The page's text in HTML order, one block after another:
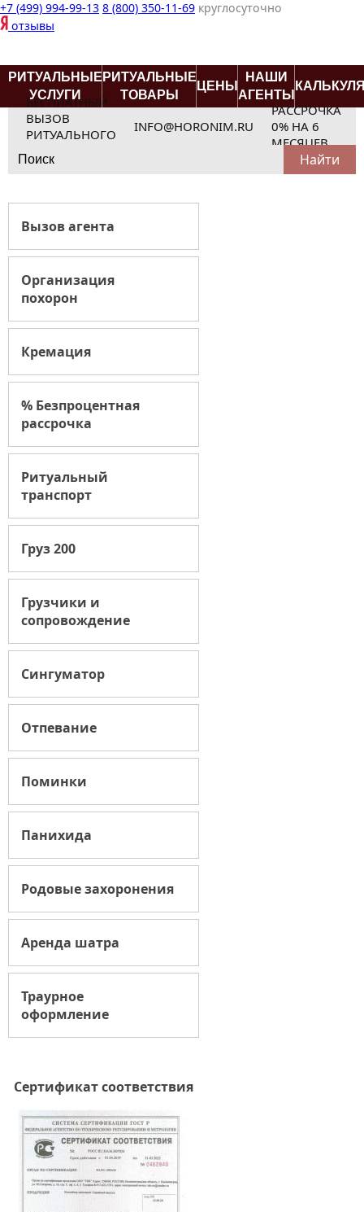
+7 (499) 994-99-13 8 (800) 350-11-69 круглосуточно
отзывы
РИТУАЛЬНЫЕ
УСЛУГИ
РИТУАЛЬНЫЕ
ТОВАРЫ
ЦЕНЫ
НАШИ
АГЕНТЫ
БЕСПЛАТНЫЙ
ВЫЗОВ
РИТУАЛЬНОГО
АГЕНТА
INFO@HORONIM.RU
РАССРОЧКА
0% НА 6
МЕСЯЦЕВ
for:
Вызов агента
Организация
похорон
Кремация
% Безпроцентная
рассрочка
Ритуальный
транспорт
Груз 200
Грузчики и
сопровождение
Сингуматор
Отпевание
Поминки
Панихида
Родовые захоронения
Аренда шатра
Траурное
оформление
Сертификат соответствия